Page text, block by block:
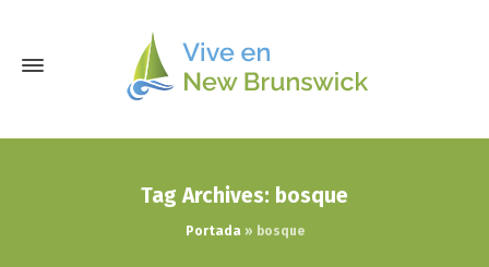
Tag Archives: bosque
Portada» bosque